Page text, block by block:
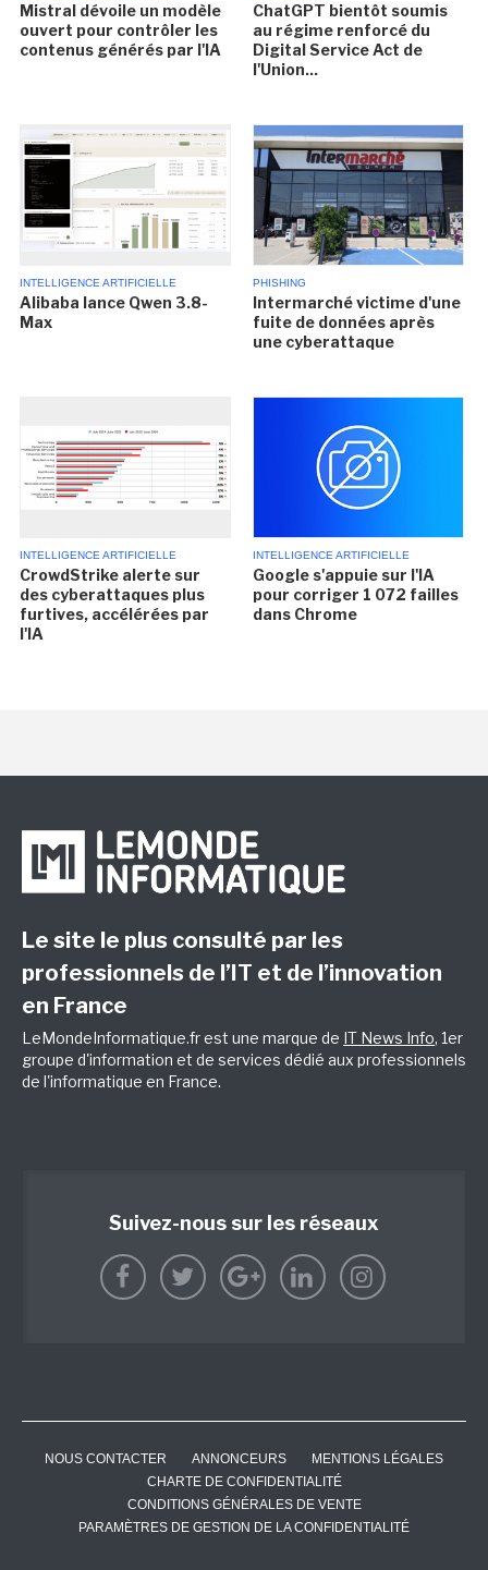
Mistral dévoile un modèle
ouvert pour contrôler les
contenus générés par l'IA
ChatGPT bientôt soumis
au régime renforcé du
Digital Service Act de
l'Union...
INTELLIGENCE ARTIFICIELLE
Alibaba lance Qwen 3.8-
Max
PHISHING
Intermarché victime d'une
fuite de données après
une cyberattaque
INTELLIGENCE ARTIFICIELLE
CrowdStrike alerte sur
des cyberattaques plus
furtives, accélérées par
l'IA
INTELLIGENCE ARTIFICIELLE
Google s'appuie sur l'IA
pour corriger 1 072 failles
dans Chrome
Le site le plus consulté par les
professionnels de l’IT et de l’innovation
en France
LeMondeInformatique.fr est une marque de IT News Info, 1er
groupe d'information et de services dédié aux professionnels
de l'informatique en France.
Suivez-nous sur les réseaux
NOUS CONTACTER ANNONCEURS
MENTIONS LÉGALES
CHARTE DE CONFIDENTIALITÉ
CONDITIONS GÉNÉRALES DE VENTE
PARAMÈTRES DE GESTION DE LA CONFIDENTIALITÉ